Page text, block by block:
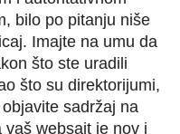
bilo po pitanju niše
Imajte na umu da
što ste uradili
što su direktorijumi,
sadržaj na
websajt je nov i